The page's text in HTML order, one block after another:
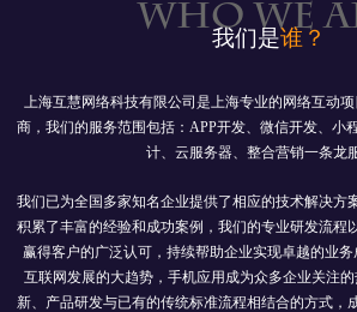
关于
WHO WE
我们是谁？
上海互慧网络科技有限公司是上海专业的网络互动
商，我们的服务范围包括：APP开发、微信开发、小
计、云服务器、整合营销一条龙
我们已为全国多家知名企业提供了相应的技术解决方
积累了丰富的经验和成功案例，我们的专业研发流程
赢得客户的广泛认可，持续帮助企业实现卓越的业
互联网发展的大趋势，手机应用成为众多企业关注
新、产品研发与已有的传统标准流程相结合的方式，